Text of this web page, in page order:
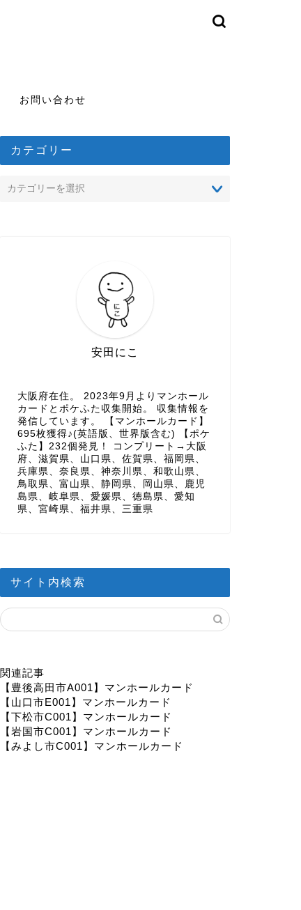
お問い合わせ
カテゴリー
安田にこ
大阪府在住。 2023年9月よりマンホール
カードとポケふた収集開始。 収集情報を
発信しています。 【マンホールカード】
695枚獲得♪(英語版、世界版含む) 【ポケ
ふた】232個発見！ コンプリート→大阪
府、滋賀県、山口県、佐賀県、福岡県、
兵庫県、奈良県、神奈川県、和歌山県、
鳥取県、富山県、静岡県、岡山県、鹿児
島県、岐阜県、愛媛県、徳島県、愛知
県、宮崎県、福井県、三重県
サイト内検索
関連記事
【豊後高田市A001】マンホールカード
【山口市E001】マンホールカード
【下松市C001】マンホールカード
【岩国市C001】マンホールカード
【みよし市C001】マンホールカード